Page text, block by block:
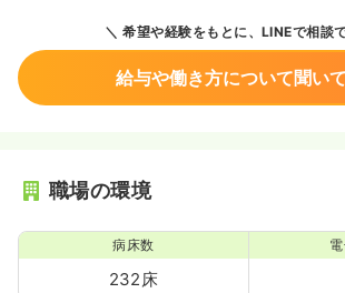
希望や経験をもとに、LINEで相談
給与や働き方について聞い
職場の環境
病床数
232床